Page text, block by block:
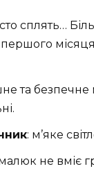
сплять…
першого
та
: м’яке
не вміє